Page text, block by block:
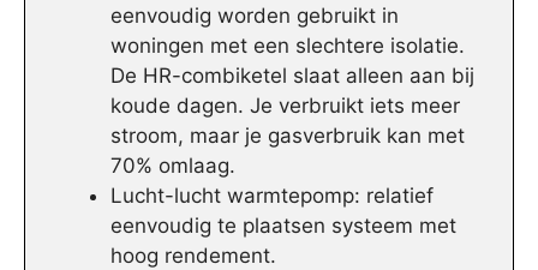
eenvoudig worden gebruikt in
woningen met een slechtere isolatie.
De HR-combiketel slaat alleen aan bij
koude dagen. Je verbruikt iets meer
stroom, maar je gasverbruik kan met
70% omlaag.
Lucht-lucht warmtepomp: relatief
eenvoudig te plaatsen systeem met
hoog rendement.